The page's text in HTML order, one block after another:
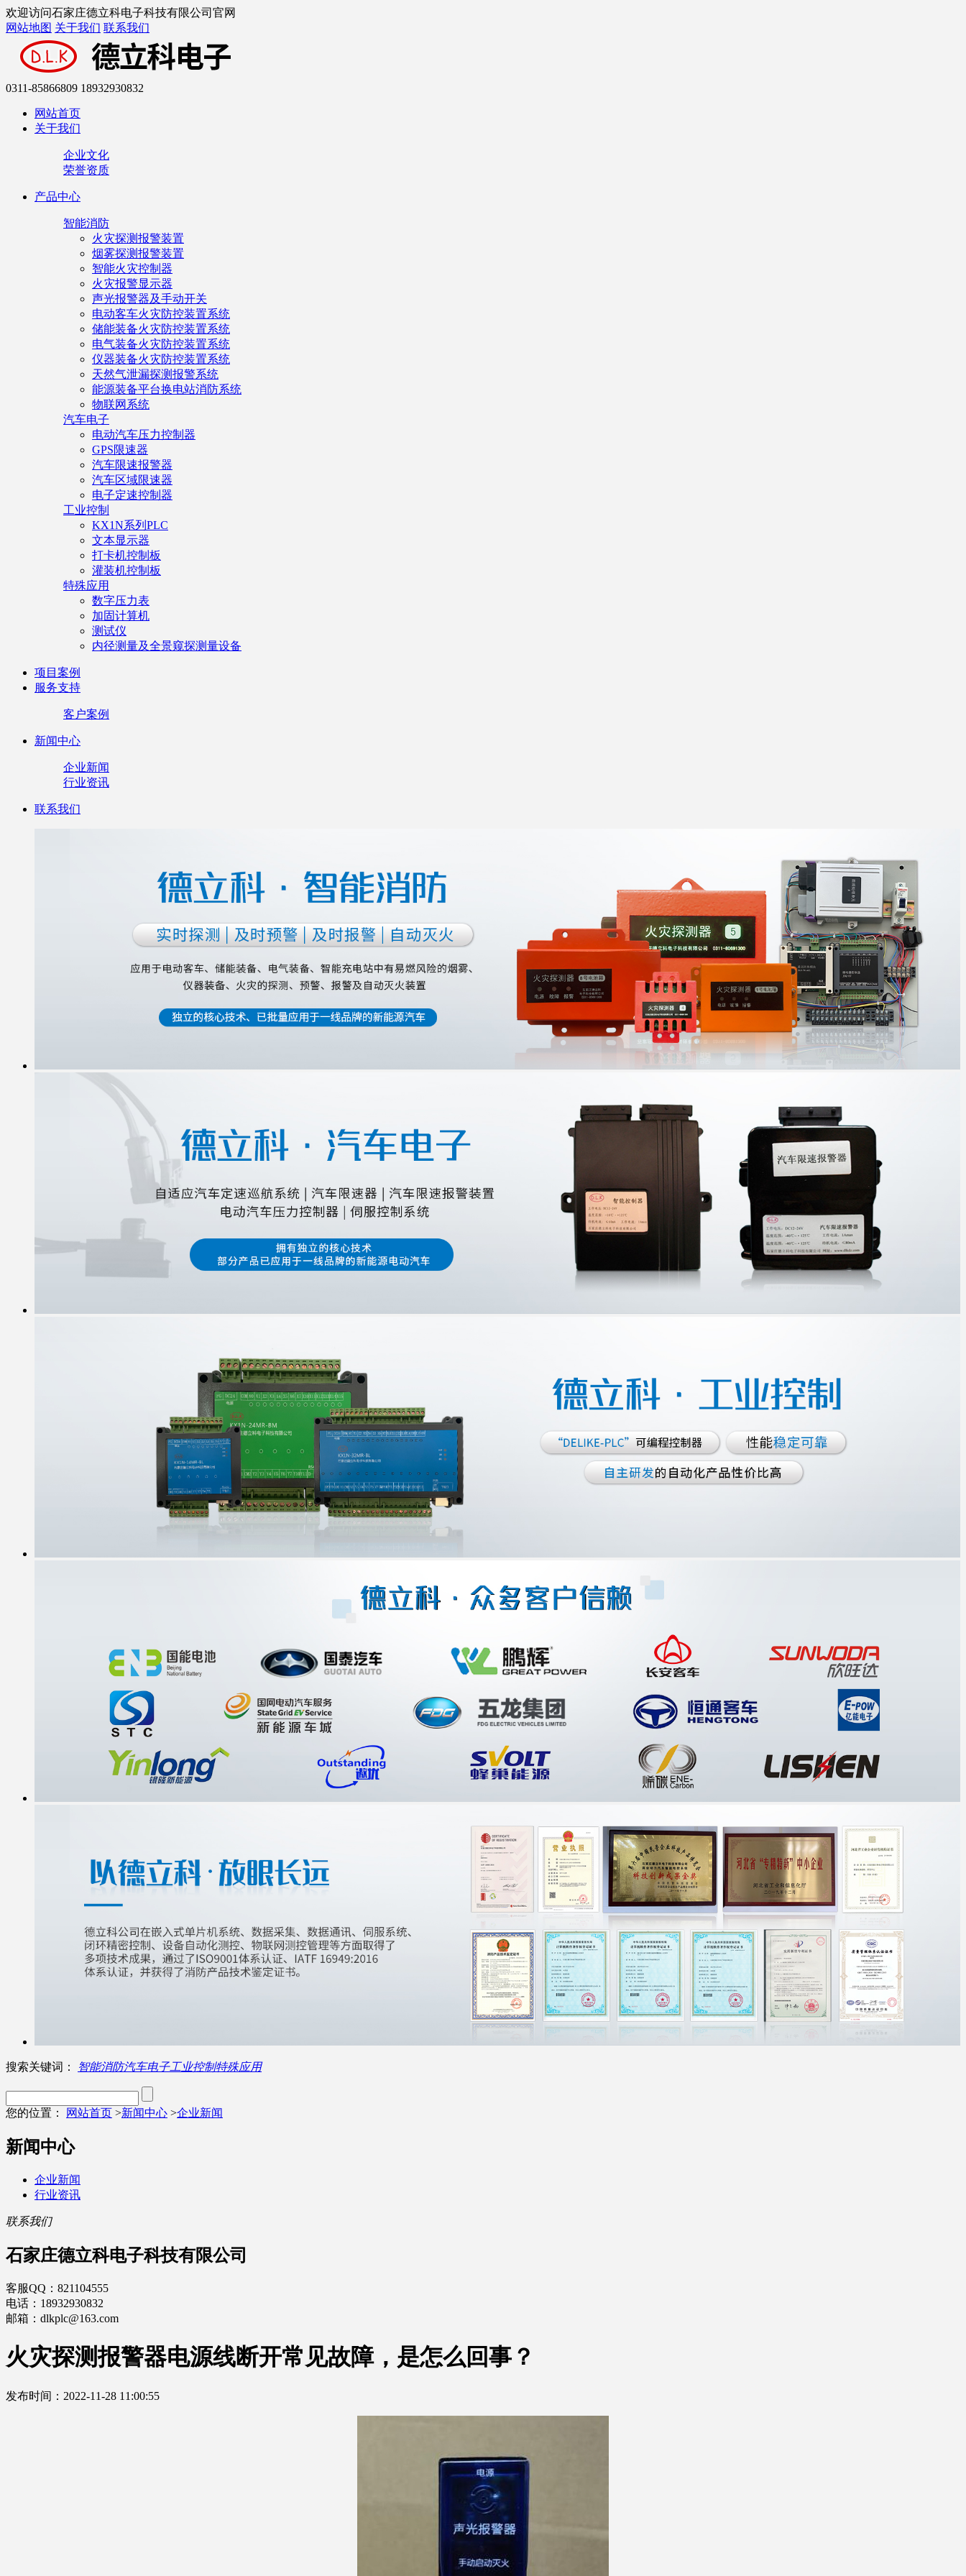
欢迎访问石家庄德立科电子科技有限公司官网
网站地图 关于我们 联系我们
0311-85866809 18932930832
网站首页
关于我们
企业文化
荣誉资质
产品中心
智能消防
火灾探测报警装置
烟雾探测报警装置
智能火灾控制器
火灾报警显示器
声光报警器及手动开关
电动客车火灾防控装置系统
储能装备火灾防控装置系统
电气装备火灾防控装置系统
仪器装备火灾防控装置系统
天然气泄漏探测报警系统
能源装备平台换电站消防系统
物联网系统
汽车电子
电动汽车压力控制器
GPS限速器
汽车限速报警器
汽车区域限速器
电子定速控制器
工业控制
KX1N系列PLC
文本显示器
打卡机控制板
灌装机控制板
特殊应用
数字压力表
加固计算机
测试仪
内径测量及全景窥探测量设备
项目案例
服务支持
客户案例
新闻中心
企业新闻
行业资讯
联系我们
搜索关键词： 智能消防汽车电子工业控制特殊应用
您的位置： 网站首页 >新闻中心 >企业新闻
新闻中心
企业新闻
行业资讯
联系我们
石家庄德立科电子科技有限公司
客服QQ：821104555
电话：18932930832
邮箱：dlkplc@163.com
火灾探测报警器电源线断开常见故障，是怎么回事？
发布时间：2022-11-28 11:00:55